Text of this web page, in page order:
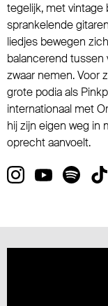
tegelijk, met
sprankelende
liedjes bewegen
balancerend tussen
zwaar nemen. Voor
grote podia als
internationaal met
hij zijn eigen weg in
oprecht aanvoelt.